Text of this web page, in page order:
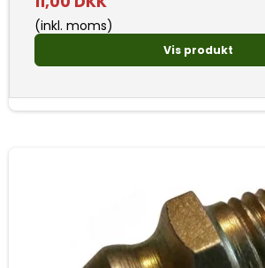
(inkl. moms)
Vis produkt